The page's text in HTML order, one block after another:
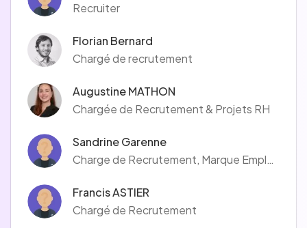
Recruiter
Florian Bernard
Chargé de recrutement
Augustine MATHON
Chargée de Recrutement & Projets RH
Sandrine Garenne
Charge de Recrutement, Marque Employeur
Francis ASTIER
Chargé de Recrutement